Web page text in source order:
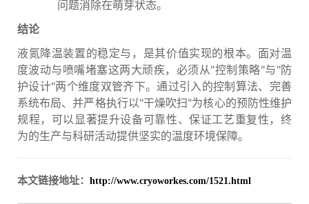
问题消除在萌芽状态。
结论
液氮降温装置的稳定与，是其价值实现的根本。面对温
度波动与喷嘴堵塞这两大顽疾，必须从"控制策略"与"防
护设计"两个维度双管齐下。通过引入的控制算法、完善
系统布局、并严格执行以"干燥吹扫"为核心的预防性维护
规程，可以显著提升设备可靠性、保证工艺重复性，终
为的生产与科研活动提供坚实的温度环境保障。
本文链接地址： http://www.cryoworkes.com/1521.html